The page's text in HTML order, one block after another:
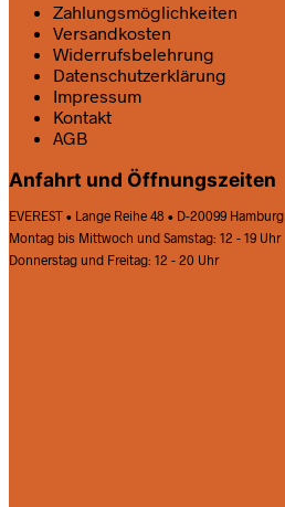
Zahlungsmöglichkeiten
Versandkosten
Widerrufsbelehrung
Datenschutz­erklärung
Impressum
Kontakt
AGB
Anfahrt und Öffnungszeiten
EVEREST • Lange Reihe 48 • D-20099 Hamburg
Montag bis Mittwoch und Samstag: 12 - 19 Uhr
Donnerstag und Freitag: 12 - 20 Uhr